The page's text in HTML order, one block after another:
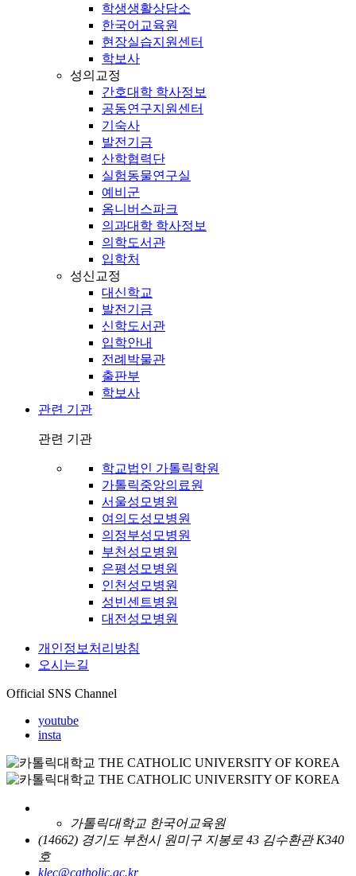
학생생활상담소
한국어교육원
현장실습지원센터
학보사
성의교정
간호대학 학사정보
공동연구지원센터
기숙사
발전기금
산학협력단
실험동물연구실
예비군
옴니버스파크
의과대학 학사정보
의학도서관
입학처
성신교정
대신학교
발전기금
신학도서관
입학안내
전례박물관
출판부
학보사
관련 기관
관련 기관
학교법인 가톨릭학원
가톨릭중앙의료원
서울성모병원
여의도성모병원
의정부성모병원
부천성모병원
은평성모병원
인천성모병원
성빈센트병원
대전성모병원
개인정보처리방침
오시는길
Official SNS Channel
youtube
insta
가톨릭대학교 한국어교육원
(14662) 경기도 부천시 원미구 지봉로 43 김수환관 K340
호
klec@catholic.ac.kr